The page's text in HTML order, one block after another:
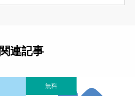
関連記事
無料